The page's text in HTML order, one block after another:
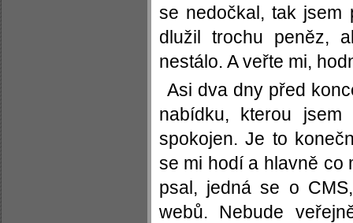
se nedočkal, tak jsem
dlužil trochu peněz,
nestálo. A veřte mi,
Asi dva dny před
nabídku, kterou
spokojen. Je to
se mi hodí a hlavně co
psal, jedná se o
webů. Nebude